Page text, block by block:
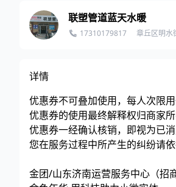
联塑管道蓝天水暖
17310179817 章丘区明水
详情
优惠券不可叠加使用，每人次限用
优惠券的使用最终解释权归商家
优惠券一经确认核销，即视为已
您在服务过程中所产生的纠纷请
金团/山东济南运营服务中心（招